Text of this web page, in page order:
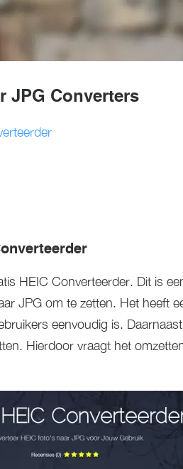
JPG Converters
HEIC Converteerder. Dit is
JPG om te zetten. Het heeft
eenvoudig is.
Hierdoor vraagt het